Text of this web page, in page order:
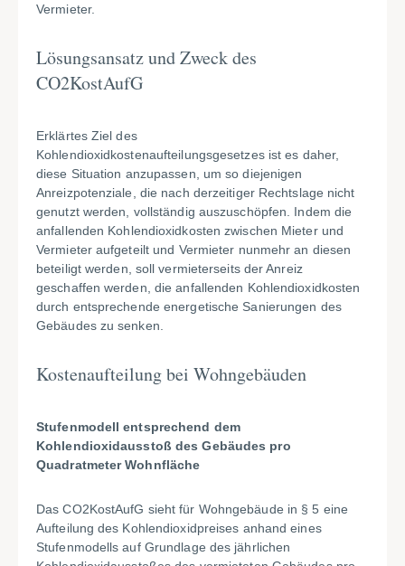
Vermieter.
Lösungsansatz und Zweck des
CO2KostAufG
Erklärtes Ziel des
Kohlendioxidkostenaufteilungsgesetzes ist es daher,
diese Situation anzupassen, um so diejenigen
Anreizpotenziale, die nach derzeitiger Rechtslage nicht
genutzt werden, vollständig auszuschöpfen. Indem die
anfallenden Kohlendioxidkosten zwischen Mieter und
Vermieter aufgeteilt und Vermieter nunmehr an diesen
beteiligt werden, soll vermieterseits der Anreiz
geschaffen werden, die anfallenden Kohlendioxidkosten
durch entsprechende energetische Sanierungen des
Gebäudes zu senken.
Kostenaufteilung bei Wohngebäuden
Stufenmodell entsprechend dem
Kohlendioxidausstoß des Gebäudes pro
Quadratmeter Wohnfläche
Das CO2KostAufG sieht für Wohngebäude in § 5 eine
Aufteilung des Kohlendioxidpreises anhand eines
Stufenmodells auf Grundlage des jährlichen